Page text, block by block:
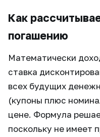
Как
погашению
Математически
ставка
всех будущих
(купоны плюс
цене. Формула
поскольку не имеет